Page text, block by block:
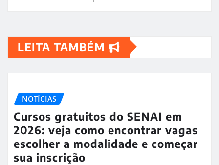
LEITA TAMBÉM
NOTÍCIAS
Cursos gratuitos do SENAI em
2026: veja como encontrar vagas
escolher a modalidade e começar
sua inscrição